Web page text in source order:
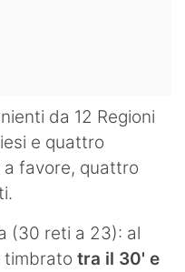
da 12 Regioni
e quattro
favore, quattro
(30 reti a 23): al
timbrato tra il 30' e